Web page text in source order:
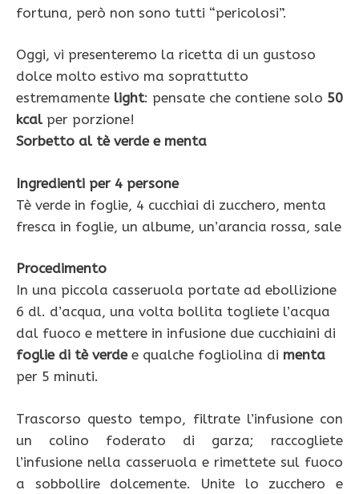
fortuna, però non sono tutti “pericolosi”.
Oggi, vi presenteremo la ricetta di un gustoso
dolce molto estivo ma soprattutto
estremamente light: pensate che contiene solo 50
kcalper porzione!
Sorbetto al tè verde e menta
Ingredienti per 4 persone
Tè verde in foglie, 4 cucchiai di zucchero, menta
fresca in foglie, un albume, un’arancia rossa, sale
Procedimento
In una piccola casseruola portate ad ebollizione
6 dl. d’acqua, una volta bollita togliete l’acqua
dal fuoco e mettere in infusione due cucchiaini di
foglie di tè verdee qualche fogliolina di menta
per 5 minuti.
Trascorso questo tempo, filtrate l’infusione con
un colino foderato di garza; raccogliete
l’infusione nella casseruola e rimettete sul fuoco
a sobbollire dolcemente. Unite lo zucchero e